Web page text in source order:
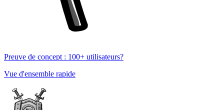
Preuve de concept : 100+ utilisateurs?
Vue d'ensemble rapide